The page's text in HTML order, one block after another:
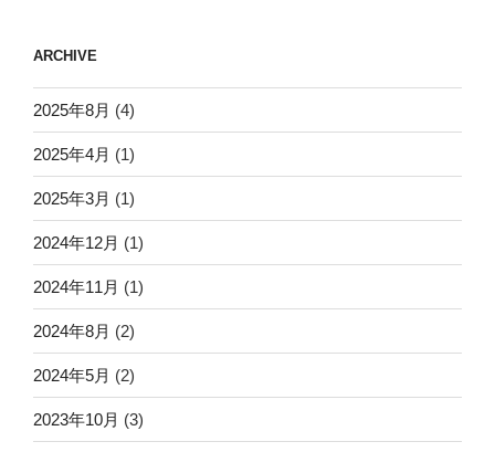
ARCHIVE
2025年8月 (4)
2025年4月 (1)
2025年3月 (1)
2024年12月 (1)
2024年11月 (1)
2024年8月 (2)
2024年5月 (2)
2023年10月 (3)